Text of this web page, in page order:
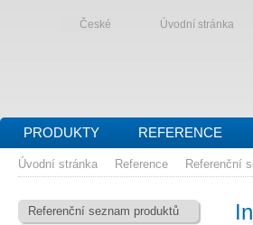
České Úvodní stránka
PRODUKTY REFERENCE
Úvodní stránka Reference Referenční
Referenční seznam produktů